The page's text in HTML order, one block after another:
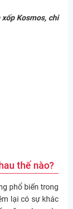
Kosmos, chi
thế nào?
phổ biến trong
lại có sự khác